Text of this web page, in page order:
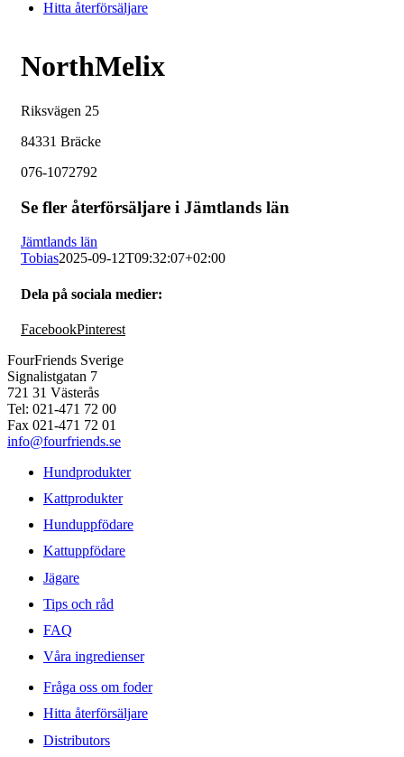
Hitta återförsäljare
NorthMelix
Riksvägen 25
84331 Bräcke
076-1072792
Se fler återförsäljare i Jämtlands län
Jämtlands län
Tobias2025-09-12T09:32:07+02:00
Dela på sociala medier:
FacebookPinterest
FourFriends Sverige
Signalistgatan 7
721 31 Västerås
Tel: 021-471 72 00
Fax 021-471 72 01
info@fourfriends.se
Hundprodukter
Kattprodukter
Hunduppfödare
Kattuppfödare
Jägare
Tips och råd
FAQ
Våra ingredienser
Fråga oss om foder
Hitta återförsäljare
Distributors